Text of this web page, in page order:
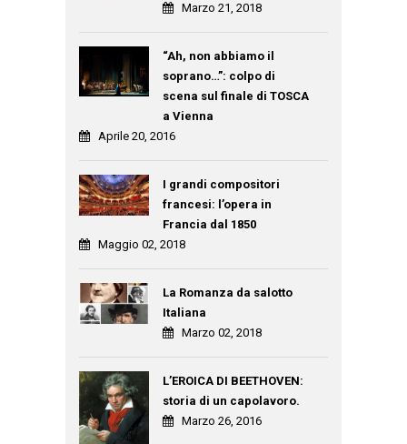
Marzo 21, 2018
“Ah, non abbiamo il
soprano…”: colpo di
scena sul finale di TOSCA
a Vienna
Aprile 20, 2016
I grandi compositori
francesi: l’opera in
Francia dal 1850
Maggio 02, 2018
La Romanza da salotto
Italiana
Marzo 02, 2018
L’EROICA DI BEETHOVEN:
storia di un capolavoro.
Marzo 26, 2016